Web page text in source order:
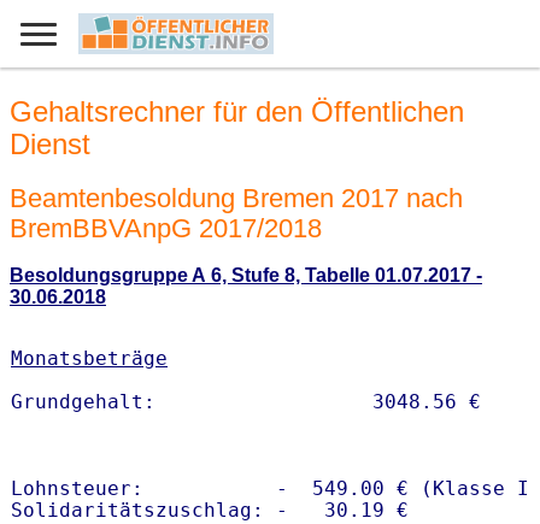
Gehaltsrechner für den Öffentlichen
Dienst
Beamtenbesoldung Bremen 2017 nach
BremBBVAnpG 2017/2018
Besoldungsgruppe A 6, Stufe 8, Tabelle 01.07.2017 -
30.06.2018
Monatsbeträge
Lohnsteuer:           -  549.00 € (Klasse I)
Solidaritätszuschlag: -   30.19 €